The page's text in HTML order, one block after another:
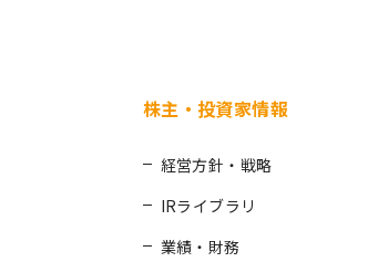
株主・投資家情報
経営方針・戦略
IRライブラリ
業績・財務